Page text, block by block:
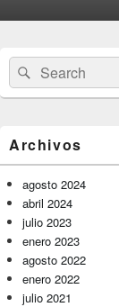
área
de
widget
lateral
primaria
Buscar
por:
Buscar
Archivos
agosto 2024
abril 2024
julio 2023
enero 2023
agosto 2022
enero 2022
julio 2021